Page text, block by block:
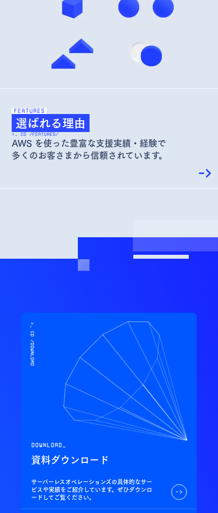
FEATURES
選ばれる理由
>_ CD /FEATURES/
AWS を使った豊富な支援実績・経験で
多くのお客さまから信頼されています。
->
>_ cd /download
download_
資料ダウンロード
サーバーレスオペレーションズの具体的なサー
ビスや実績をご紹介しています。ぜひダウンロ
ードしてご覧ください。
->